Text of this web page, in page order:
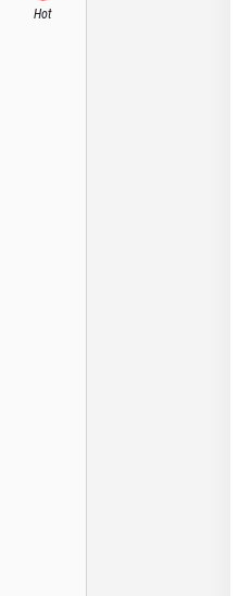
Hot